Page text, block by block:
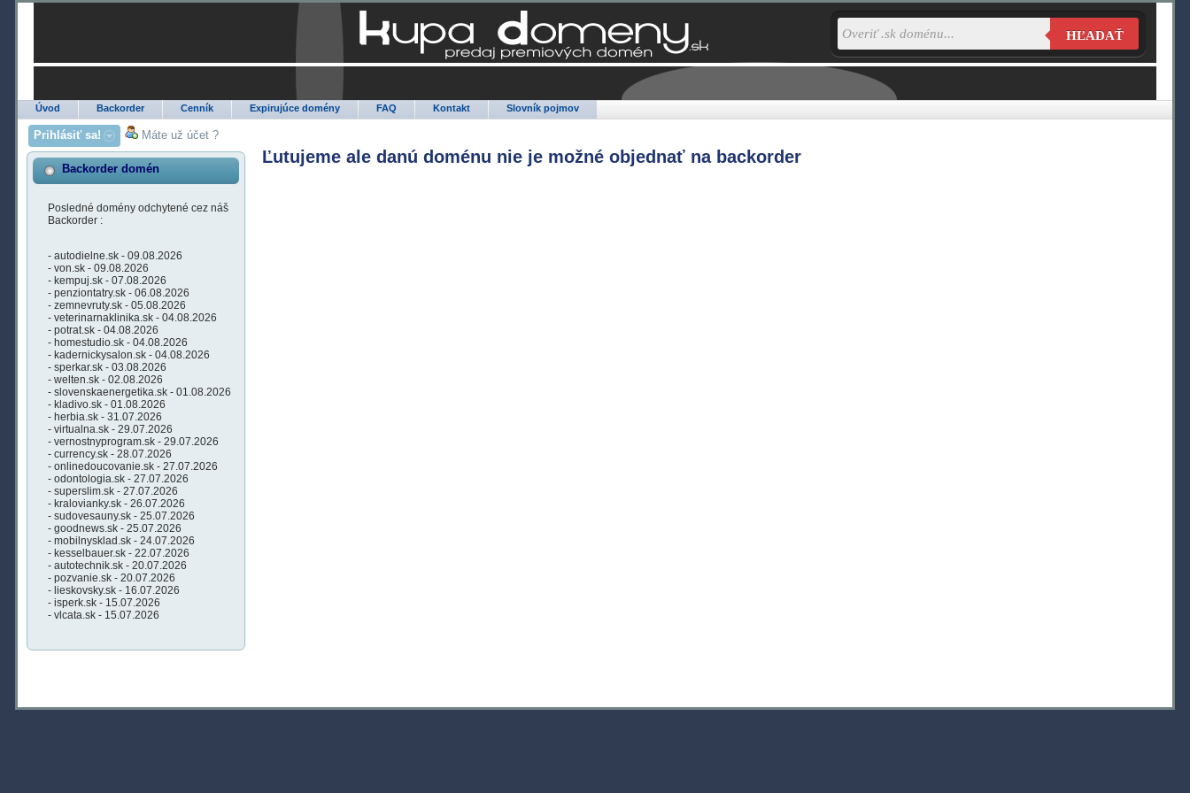
Úvod Backorder Cenník Expirujúce domény FAQ Kontakt Slovník pojmov
HĽADAŤ
Prihlásiť sa! Máte už účet ?
Backorder domén
Posledné domény odchytené cez náš
Backorder :
- autodielne.sk - 09.08.2026
- von.sk - 09.08.2026
- kempuj.sk - 07.08.2026
- penziontatry.sk - 06.08.2026
- zemnevruty.sk - 05.08.2026
- veterinarnaklinika.sk - 04.08.2026
- potrat.sk - 04.08.2026
- homestudio.sk - 04.08.2026
- kadernickysalon.sk - 04.08.2026
- sperkar.sk - 03.08.2026
- welten.sk - 02.08.2026
- slovenskaenergetika.sk - 01.08.2026
- kladivo.sk - 01.08.2026
- herbia.sk - 31.07.2026
- virtualna.sk - 29.07.2026
- vernostnyprogram.sk - 29.07.2026
- currency.sk - 28.07.2026
- onlinedoucovanie.sk - 27.07.2026
- odontologia.sk - 27.07.2026
- superslim.sk - 27.07.2026
- kralovianky.sk - 26.07.2026
- sudovesauny.sk - 25.07.2026
- goodnews.sk - 25.07.2026
- mobilnysklad.sk - 24.07.2026
- kesselbauer.sk - 22.07.2026
- autotechnik.sk - 20.07.2026
- pozvanie.sk - 20.07.2026
- lieskovsky.sk - 16.07.2026
- isperk.sk - 15.07.2026
- vlcata.sk - 15.07.2026
Ľutujeme ale danú doménu nie je možné objednať na backorder